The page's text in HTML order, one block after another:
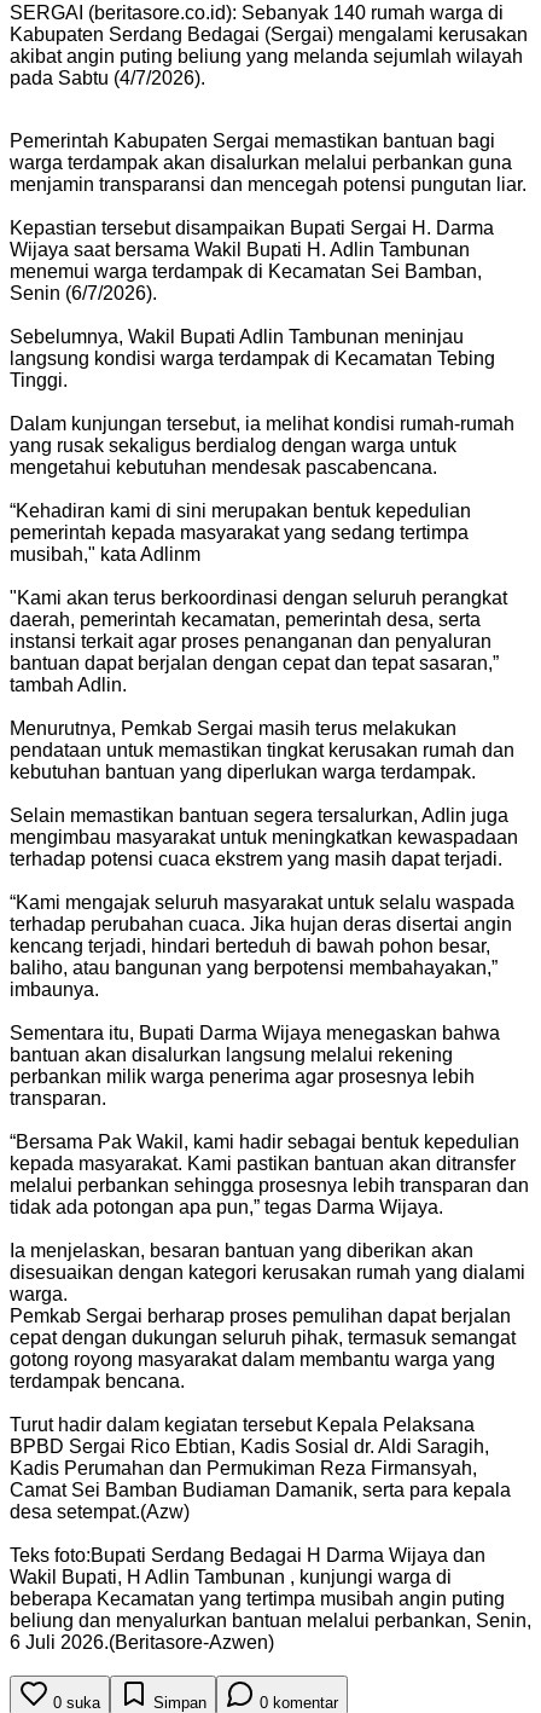
SERGAI (beritasore.co.id): Sebanyak 140 rumah warga di
Kabupaten Serdang Bedagai (Sergai) mengalami kerusakan
akibat angin puting beliung yang melanda sejumlah wilayah
pada Sabtu (4/7/2026).
Pemerintah Kabupaten Sergai memastikan bantuan bagi
warga terdampak akan disalurkan melalui perbankan guna
menjamin transparansi dan mencegah potensi pungutan liar.
Kepastian tersebut disampaikan Bupati Sergai H. Darma
Wijaya saat bersama Wakil Bupati H. Adlin Tambunan
menemui warga terdampak di Kecamatan Sei Bamban,
Senin (6/7/2026).
Sebelumnya, Wakil Bupati Adlin Tambunan meninjau
langsung kondisi warga terdampak di Kecamatan Tebing
Tinggi.
Dalam kunjungan tersebut, ia melihat kondisi rumah-rumah
yang rusak sekaligus berdialog dengan warga untuk
mengetahui kebutuhan mendesak pascabencana.
“Kehadiran kami di sini merupakan bentuk kepedulian
pemerintah kepada masyarakat yang sedang tertimpa
musibah," kata Adlinm
"Kami akan terus berkoordinasi dengan seluruh perangkat
daerah, pemerintah kecamatan, pemerintah desa, serta
instansi terkait agar proses penanganan dan penyaluran
bantuan dapat berjalan dengan cepat dan tepat sasaran,”
tambah Adlin.
Menurutnya, Pemkab Sergai masih terus melakukan
pendataan untuk memastikan tingkat kerusakan rumah dan
kebutuhan bantuan yang diperlukan warga terdampak.
Selain memastikan bantuan segera tersalurkan, Adlin juga
mengimbau masyarakat untuk meningkatkan kewaspadaan
terhadap potensi cuaca ekstrem yang masih dapat terjadi.
“Kami mengajak seluruh masyarakat untuk selalu waspada
terhadap perubahan cuaca. Jika hujan deras disertai angin
kencang terjadi, hindari berteduh di bawah pohon besar,
baliho, atau bangunan yang berpotensi membahayakan,”
imbaunya.
Sementara itu, Bupati Darma Wijaya menegaskan bahwa
bantuan akan disalurkan langsung melalui rekening
perbankan milik warga penerima agar prosesnya lebih
transparan.
“Bersama Pak Wakil, kami hadir sebagai bentuk kepedulian
kepada masyarakat. Kami pastikan bantuan akan ditransfer
melalui perbankan sehingga prosesnya lebih transparan dan
tidak ada potongan apa pun,” tegas Darma Wijaya.
Ia menjelaskan, besaran bantuan yang diberikan akan
disesuaikan dengan kategori kerusakan rumah yang dialami
warga.
Pemkab Sergai berharap proses pemulihan dapat berjalan
cepat dengan dukungan seluruh pihak, termasuk semangat
gotong royong masyarakat dalam membantu warga yang
terdampak bencana.
Turut hadir dalam kegiatan tersebut Kepala Pelaksana
BPBD Sergai Rico Ebtian, Kadis Sosial dr. Aldi Saragih,
Kadis Perumahan dan Permukiman Reza Firmansyah,
Camat Sei Bamban Budiaman Damanik, serta para kepala
desa setempat.(Azw)
Teks foto:Bupati Serdang Bedagai H Darma Wijaya dan
Wakil Bupati, H Adlin Tambunan , kunjungi warga di
beberapa Kecamatan yang tertimpa musibah angin puting
beliung dan menyalurkan bantuan melalui perbankan, Senin,
6 Juli 2026.(Beritasore-Azwen)
0 suka Simpan 0 komentar